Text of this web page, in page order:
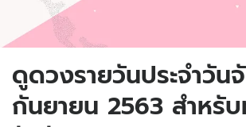
ดูดวงรายวันประจำวัน
กันยายน 2563 สำหรั